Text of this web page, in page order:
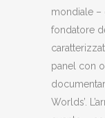
mondiale
fondatore
panel con
Worlds’.